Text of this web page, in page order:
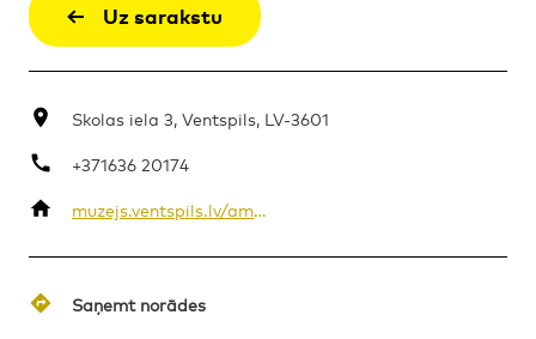
AMATNIECĪBA
Uz sarakstu
Skolas iela 3, Ventspils, LV-3601
+371636 20174
muzejs.ventspils.lv/amatu-maja/
Saņemt norādes